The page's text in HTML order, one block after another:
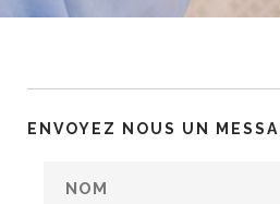
ENVOYEZ NOUS UN